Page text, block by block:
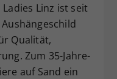
Linz ist seit
Qualität,
Zum 35-Jahre-
auf Sand ein